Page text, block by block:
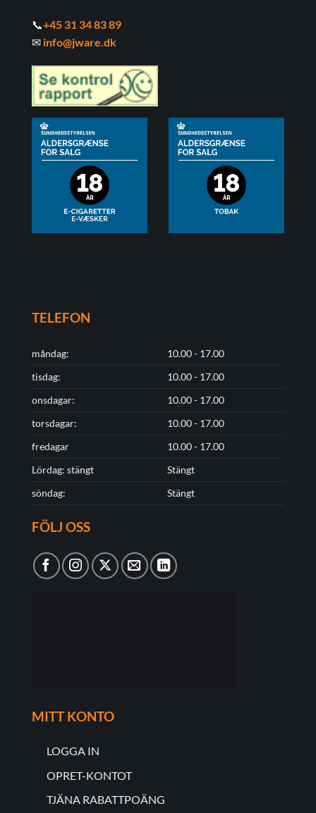
📞+45 31 34 83 89
✉ info@jware.dk
TELEFON
måndag:
10.00 - 17.00
tisdag:
10.00 - 17.00
onsdagar:
10.00 - 17.00
torsdagar:
10.00 - 17.00
fredagar
10.00 - 17.00
Lördag: stängt
Stängt
söndag:
Stängt
FÖLJ OSS
MITT KONTO
LOGGA IN
OPRET-KONTOT
TJÄNA RABATTPOÄNG